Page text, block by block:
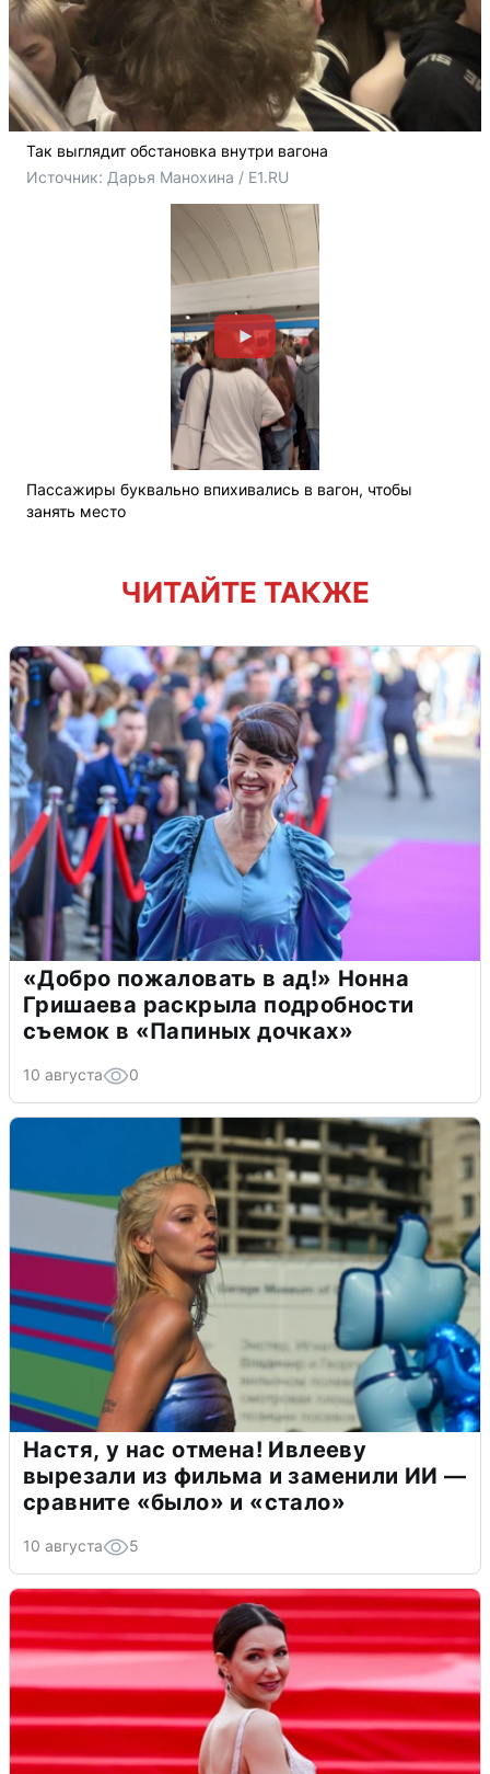
Так выглядит обстановка внутри вагона
Источник: Дарья Манохина / E1.RU
Пассажиры буквально впихивались в вагон, чтобы
занять место
ЧИТАЙТЕ ТАКЖЕ
«Добро пожаловать в ад!» Нонна
Гришаева раскрыла подробности
съемок в «Папиных дочках»
10 августа 0
Настя, у нас отмена! Ивлееву
вырезали из фильма и заменили ИИ —
сравните «было» и «стало»
10 августа 5